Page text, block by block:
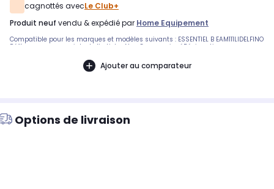
cagnottés avecLe Club+
produit neuf vendu & expédié par Home Equipement
Compatible pour les marques et modèles suivants : ESSENTIEL B EAM111LIDELFINO
Référence commerciale de l’article : Non CommuniquéDésignation
Ajouter au comparateur
Options de livraison